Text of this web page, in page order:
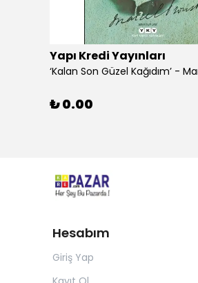
Yapı Kredi Yayınları
₺ 0.00
Hesabım
Giriş Yap